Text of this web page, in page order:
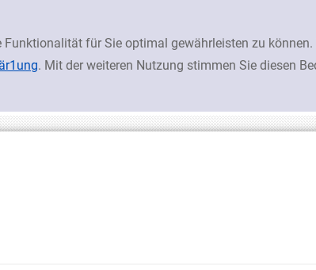
Funktionalität für Sie optimal gewährleisten zu
. Mit der weiteren Nutzung stimmen Sie diesen